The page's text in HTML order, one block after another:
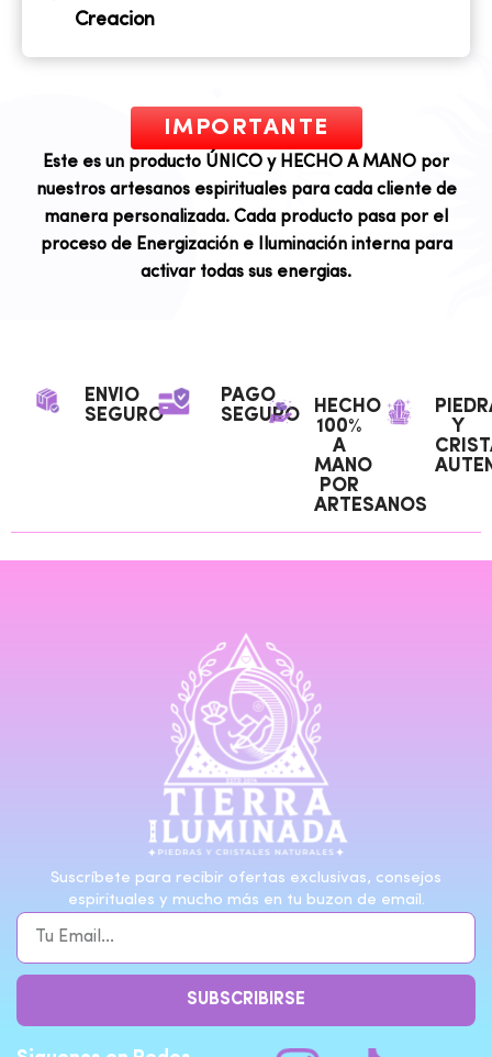
Creacion
IMPORTANTE
Este es un producto ÚNICO y HECHO A MANO por
nuestros artesanos espirituales para cada cliente de
manera personalizada. Cada producto pasa por el
proceso de Energización e Iluminación interna para
activar todas sus energias.
ENVIO
SEGURO
PAGO
SEGURO
HECHO
100%
A
MANO
POR
ARTESANOS
Y
Suscríbete para recibir ofertas exclusivas, consejos
espirituales y mucho más en tu buzon de email.
SUBSCRIBIRSE